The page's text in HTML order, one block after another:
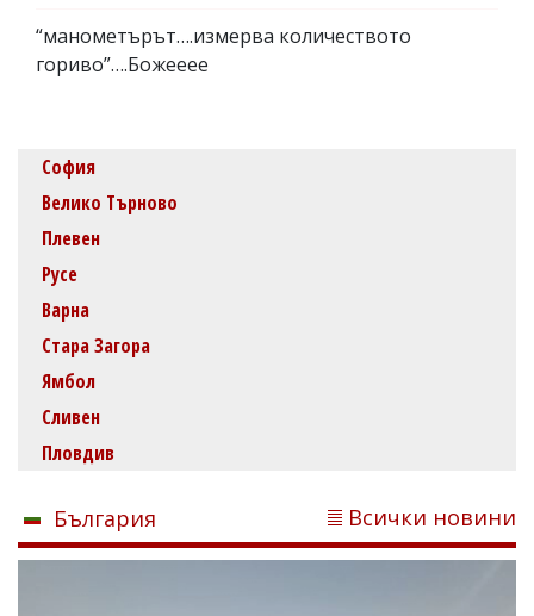
“манометърът….измерва количеството
гориво”….Божееее
София
Велико Търново
Плевен
Русе
Варна
Стара Загора
Ямбол
Сливен
Пловдив
България Всички новини